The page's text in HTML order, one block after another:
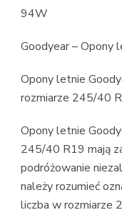
94W
Goodyear – Opony
Opony letnie
rozmiarze 245/40
Opony letnie
245/40 R19 mają
podróżowanie
należy rozumieć
liczba w rozmiarze